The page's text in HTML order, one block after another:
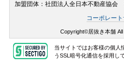
加盟団体：社団法人全日本不動産協会
コーポレート
Copyright©居抜き本舗 All
当サイトではお客様の個人
うSSL暗号化通信を採用し